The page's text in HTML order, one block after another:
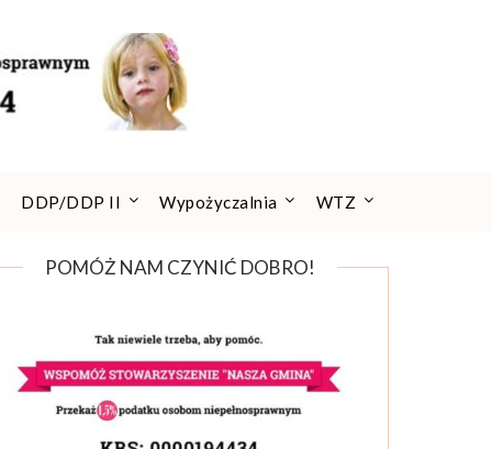
DDP/DDP II Wypożyczalnia WTZ
POMÓŻ NAM CZYNIĆ DOBRO!